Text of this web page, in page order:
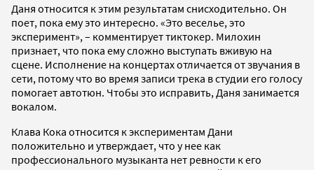
Даня относится к этим результатам снисходительно. Он
поет, пока ему это интересно. «Это веселье, это
эксперимент», – комментирует тиктокер. Милохин
признает, что пока ему сложно выступать вживую на
сцене. Исполнение на концертах отличается от звучания в
сети, потому что во время записи трека в студии его голосу
помогает автотюн. Чтобы это исправить, Даня занимается
вокалом.
Клава Кока относится к экспериментам Дани
положительно и утверждает, что у нее как
профессионального музыканта нет ревности к его